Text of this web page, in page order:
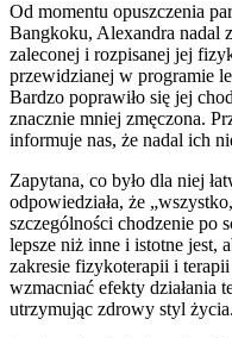
Od momentu opuszczenia
Bangkoku, Alexandra nadal
zaleconej i rozpisanej jej
przewidzianej w programie
Bardzo poprawiło się jej
znacznie mniej zmęczona.
informuje nas, że nadal ich
Zapytana, co było dla niej
odpowiedziała, że
szczególności chodzenie po
lepsze niż inne i istotne jest,
zakresie fizykoterapii i
wzmacniać efekty działania
utrzymując zdrowy styl życia.